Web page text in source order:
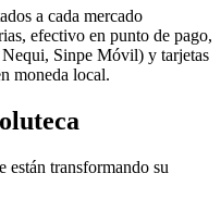
a cada mercado
efectivo en punto de pago,
Sinpe Móvil) y tarjetas
moneda local.
están transformando su